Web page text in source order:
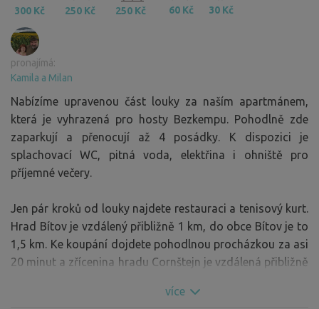
300 Kč 250 Kč 250 Kč 60 Kč 30 Kč
pronajímá:
Kamila a Milan
Nabízíme upravenou část louky za naším apartmánem,
která je vyhrazená pro hosty Bezkempu. Pohodlně zde
zaparkují a přenocují až 4 posádky. K dispozici je
splachovací WC, pitná voda, elektřina i ohniště pro
příjemné večery.
Jen pár kroků od louky najdete restauraci a tenisový kurt.
Hrad Bítov je vzdálený přibližně 1 km, do obce Bítov je to
1,5 km. Ke koupání dojdete pohodlnou procházkou za asi
20 minut a zřícenina hradu Cornštejn je vzdálená přibližně
více